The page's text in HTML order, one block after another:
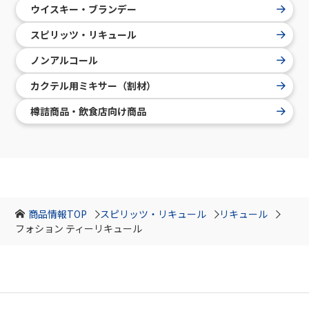
商品情報TOP スピリッツ・リキュール
リキュール
フォション ティーリキュール
ウイスキー・ブランデー
スピリッツ・リキュール
ノンアルコール
カクテル用ミキサー（割材）
樽詰商品・飲食店向け商品